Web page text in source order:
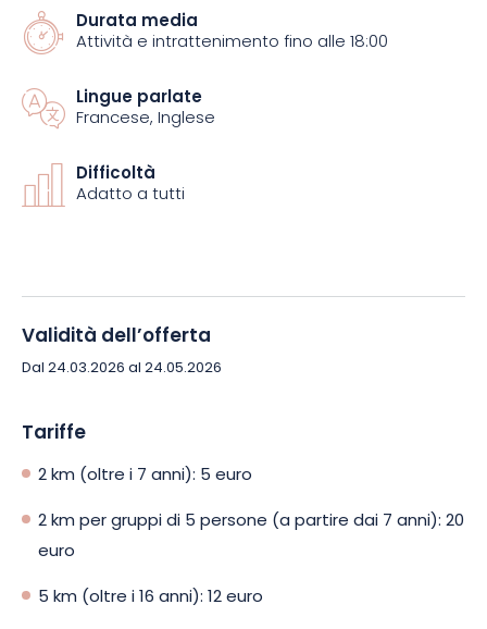
Cinotehnique de Givet per proporre la Frappadog 5km al
mattino, in modo che possiate godervi l’avventura con il vostro
aspettano schiuma, paglia, fango, polvere colorata e musica,
sarà un’ottima occasione per divertirsi e fare il pieno di
Pronti a scatenarvi?
Durata media
Attività e intrattenimento fino alle 18:00
Lingue parlate
Francese, Inglese
Difficoltà
Adatto a tutti
Validità dell’offerta
Dal 24.03.2026 al 24.05.2026
Tariffe
2 km (oltre i 7 anni): 5 euro
2 km per gruppi di 5 persone (a partire dai 7 anni): 20
euro
5 km (oltre i 16 anni): 12 euro